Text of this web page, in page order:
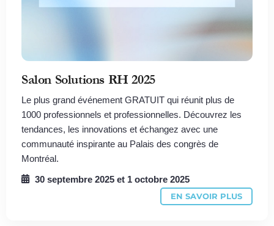
Salon Solutions RH 2025
Le plus grand événement GRATUIT qui réunit plus de
1000 professionnels et professionnelles. Découvrez les
tendances, les innovations et échangez avec une
communauté inspirante au Palais des congrès de
Montréal.
30 septembre 2025 et 1 octobre 2025
EN SAVOIR PLUS